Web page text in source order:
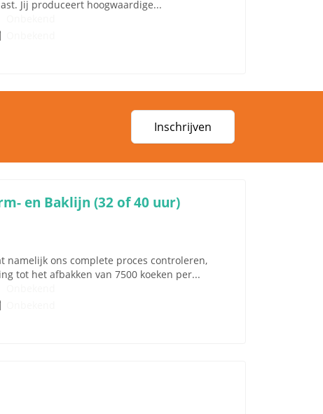
Jij produceert hoogwaardige...
Inschrijven
en Baklijn (32 of 40 uur)
namelijk ons complete proces controleren,
tot het afbakken van 7500 koeken per...